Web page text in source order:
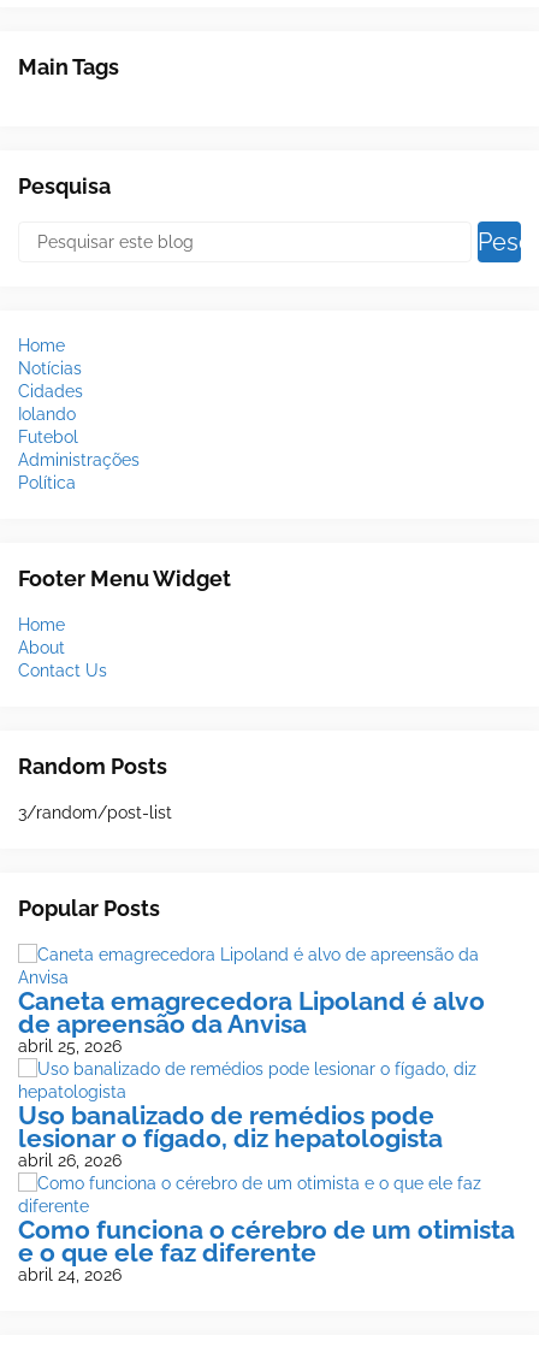
Main Tags
Pesquisa
Home
Notícias
Cidades
Iolando
Futebol
Administrações
Política
Footer Menu Widget
Home
About
Contact Us
Random Posts
3/random/post-list
Popular Posts
Caneta emagrecedora Lipoland é alvo
de apreensão da Anvisa
abril 25, 2026
Uso banalizado de remédios pode
lesionar o fígado, diz hepatologista
abril 26, 2026
Como funciona o cérebro de um otimista
e o que ele faz diferente
abril 24, 2026